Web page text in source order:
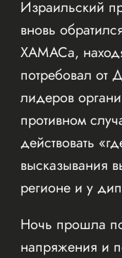
Израильский
вновь
ХАМАСа,
потребовал от
лидеров
противном
действовать
высказывания
регионе и у
Ночь прошла
напряжения и